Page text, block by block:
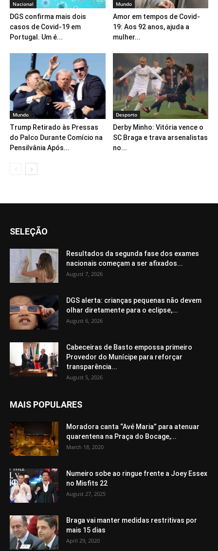
Nacional
DGS confirma mais dois
casos de Covid-19 em
Portugal. Um é...
Mundo
Amor em tempos de Covid-
19: Aos 92 anos, ajuda a
mulher...
Mundo
Trump Retirado às Pressas
do Palco Durante Comício na
Pensilvânia Após...
Desporto
Derby Minho: Vitória vence o
SC Braga e trava arsenalistas
no...
SELEÇÃO
Resultados da segunda fase dos exames
nacionais começam a ser afixados...
August 7, 2026
DGS alerta: crianças pequenas não devem
olhar diretamente para o eclipse,...
August 6, 2026
Cabeceiras de Basto empossa primeiro
Provedor do Munícipe para reforçar
transparência...
August 5, 2026
MAIS POPULARES
Moradora canta “Avé Maria” para atenuar
quarentena na Praça do Bocage,...
March 18, 2020
Numeiro sobe ao ringue frente a Joey Essex
no Misfits 22
August 27, 2025
Braga vai manter medidas restritivas por
mais 15 dias
April 29, 2020